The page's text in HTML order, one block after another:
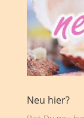
Neu hier?